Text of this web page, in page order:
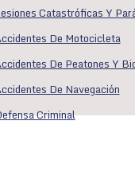
Catastróficas Y
De Motocicleta
De Peatones Y
De Navegación
Criminal